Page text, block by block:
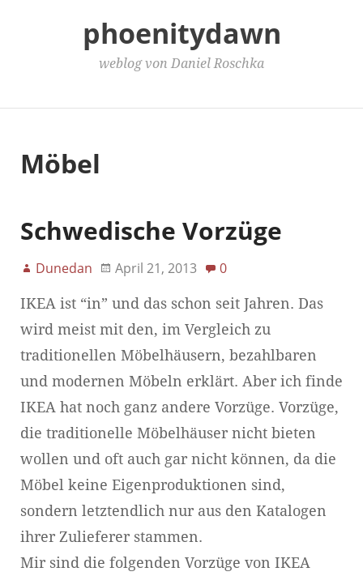
phoenitydawn
weblog von Daniel Roschka
Möbel
Schwedische Vorzüge
Dunedan April 21, 2013 0
IKEA ist “in” und das schon seit Jahren. Das
wird meist mit den, im Vergleich zu
traditionellen Möbelhäusern, bezahlbaren
und modernen Möbeln erklärt. Aber ich finde
IKEA hat noch ganz andere Vorzüge. Vorzüge,
die traditionelle Möbelhäuser nicht bieten
wollen und oft auch gar nicht können, da die
Möbel keine Eigenproduktionen sind,
sondern letztendlich nur aus den Katalogen
ihrer Zulieferer stammen.
Mir sind die folgenden Vorzüge von IKEA